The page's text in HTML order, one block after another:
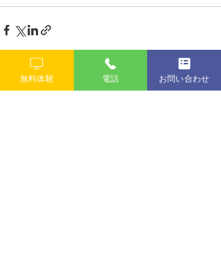
無料体験 電話 お問い合わせ